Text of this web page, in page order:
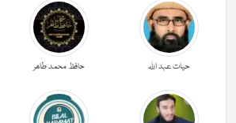
حیات عبد اللہ حافظ محمد طاھر